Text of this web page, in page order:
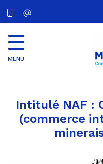
MENU
Intitulé NAF :
(commerce